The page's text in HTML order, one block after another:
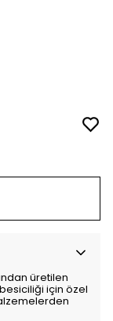
üretilen
için özel